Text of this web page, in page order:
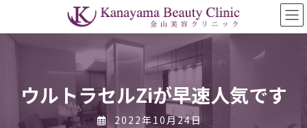
テ
ゲ
ウルトラセルZiが早速人気です
2022年10月24日